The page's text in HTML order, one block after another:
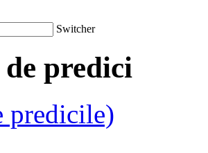
Switcher
de predici
predicile)